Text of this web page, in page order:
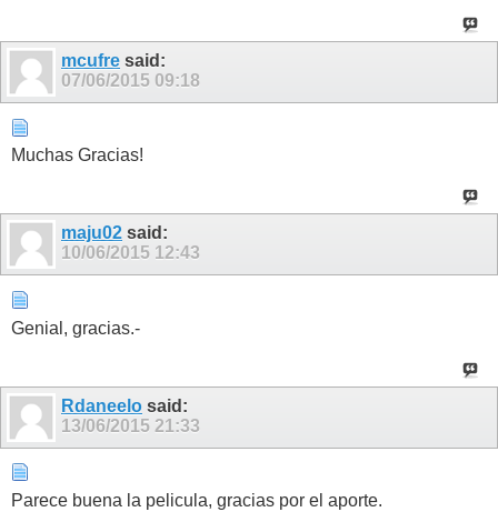
mcufre said:
07/06/2015 09:18
Muchas Gracias!
maju02 said:
10/06/2015 12:43
Genial, gracias.-
Rdaneelo said:
13/06/2015 21:33
Parece buena la pelicula, gracias por el aporte.